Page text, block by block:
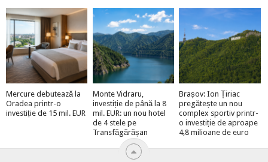
Mercure debutează la
Oradea printr-o
investiție de 15 mil. EUR
Monte Vidraru,
investiție de până la 8
mil. EUR: un nou hotel
de 4 stele pe
Transfăgărășan
Brașov: Ion Țiriac
pregătește un nou
complex sportiv printr-
o investiție de aproape
4,8 milioane de euro